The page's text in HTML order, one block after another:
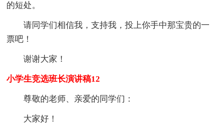
的短处。
请同学们相信我，支持我，投上你手中那宝贵的一
票吧！
谢谢大家！
小学生竞选班长演讲稿12
尊敬的老师、亲爱的同学们：
大家好！